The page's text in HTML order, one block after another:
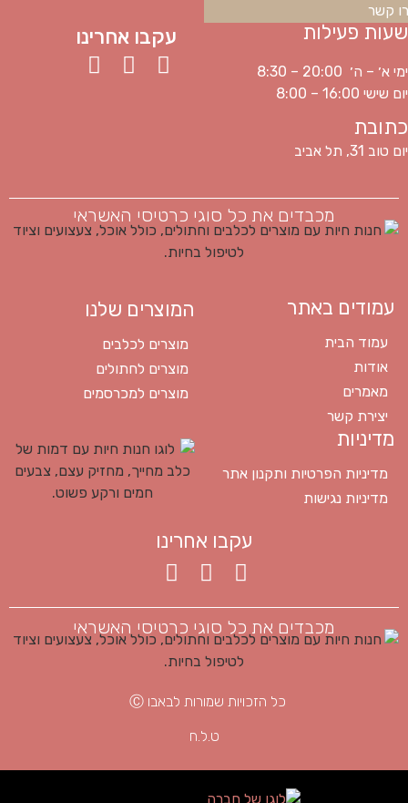
קשר
שעות פעילות
ימי א׳ – ה׳ 20:00 – 8:30
יום שישי 16:00 – 8:00
כתובת
יום טוב 31, תל אביב
עקבו אחרינו
מכבדים את כל סוגי כרטיסי האשראי
עמודים באתר
עמוד הבית
אודות
מאמרים
יצירת קשר
המוצרים שלנו
מוצרים לכלבים
מוצרים לחתולים
מוצרים למכרסמים
מדיניות
מדיניות הפרטיות ותקנון אתר
מדיניות נגישות
עקבו אחרינו
מכבדים את כל סוגי כרטיסי האשראי
כל הזכויות שמורות לבאבו Ⓒ
ט.ל.ח